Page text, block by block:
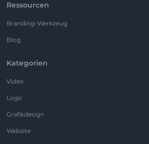
Ressourcen
Branding-Werkzeug
Blog
Kategorien
Video
Logo
Grafikdesign
Website